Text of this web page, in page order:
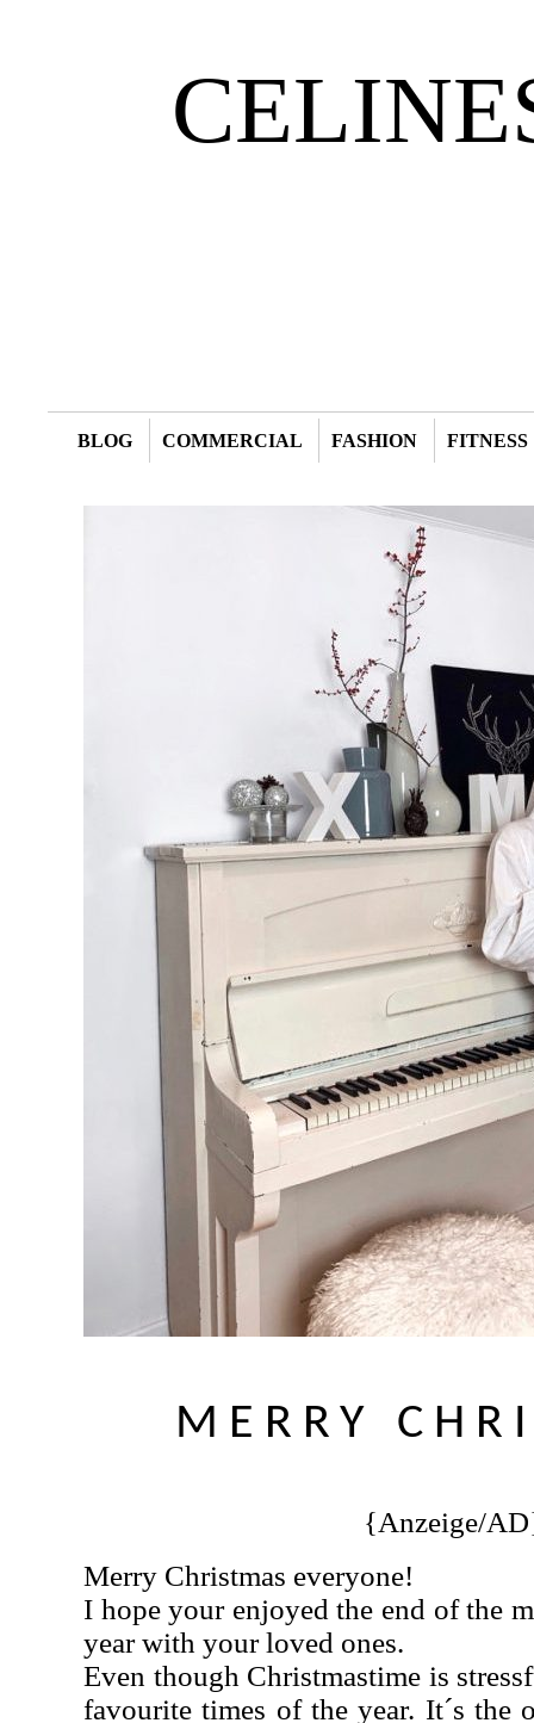
BLOG COMMERCIAL FASHION FITNESS
MERRY
{Anzeige/
Merry Christmas everyone!
I hope your enjoyed the end of the
year with your loved ones.
Even though Christmastime is
favourite times of the year. It´s the